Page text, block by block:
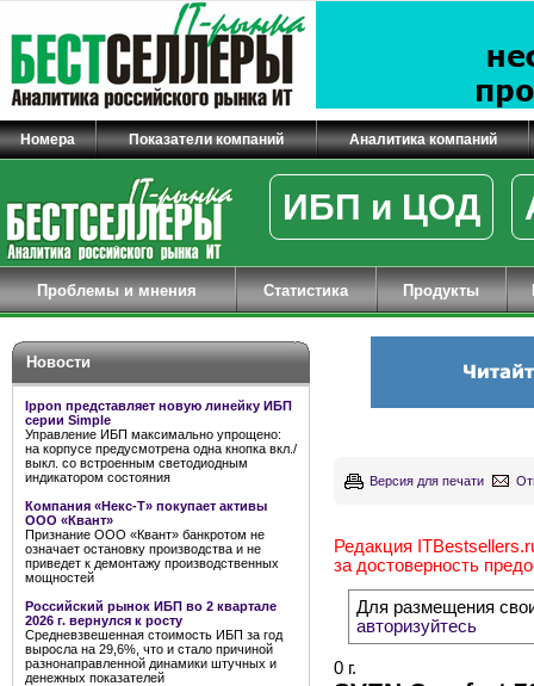
Номера Показатели компаний Аналитика компаний
ИБП и ЦОД
Проблемы и мнения Статистика Продукты
Новости
Ippon представляет новую линейку ИБП
серии Simple
Управление ИБП максимально упрощено:
на корпусе предусмотрена одна кнопка вкл./
выкл. со встроенным светодиодным
индикатором состояния
Компания «Некс-Т» покупает активы
ООО «Квант»
Признание ООО «Квант» банкротом не
означает остановку производства и не
приведет к демонтажу производственных
мощностей
Российский рынок ИБП во 2 квартале
2026 г. вернулся к росту
Средневзвешенная стоимость ИБП за год
выросла на 29,6%, что и стало причиной
разнонаправленной динамики штучных и
денежных показателей
Версия для печати
Редакция
за достоверность
Для размещения
авторизуйтесь
0 г.